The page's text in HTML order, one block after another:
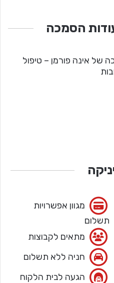
הסמכה
של אינה פורמן – טיפול
מגוון אפשרויות
תשלום
מתאים לקבוצות
חניה ללא תשלום
הגעה לבית הלקוח